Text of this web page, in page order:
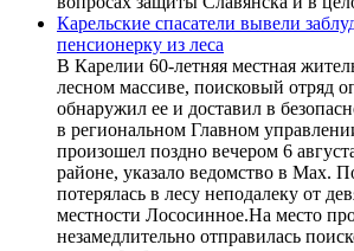
Карельские спасатели вывели
пенсионерку из леса
В Карелии 60-летняя местная
лесном массиве, поисковый отряд
обнаружил ее и доставил в
в региональном Главном
произошел поздно вечером 6
районе, указало ведомство в Max.
потерялась в лесу неподалеку от
местности Лососинное.На место
незамедлительно отправилась